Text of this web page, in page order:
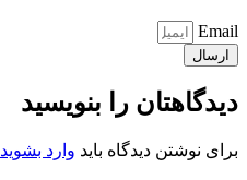
Email
ارسال
دیدگاهتان را بنویسید
برای نوشتن دیدگاه باید وارد بشوید